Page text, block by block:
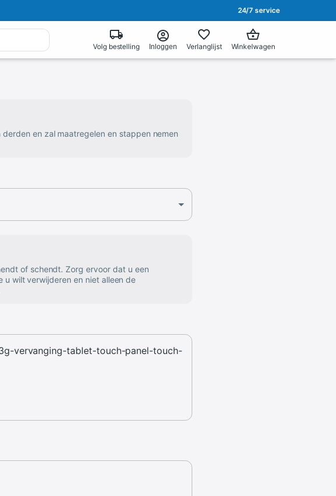
24/7 service
Volg bestelling Inloggen Verlanglijst Winkelwagen
en zal maatregelen en stappen nemen
of schendt. Zorg ervoor dat u een
wilt verwijderen en niet alleen de